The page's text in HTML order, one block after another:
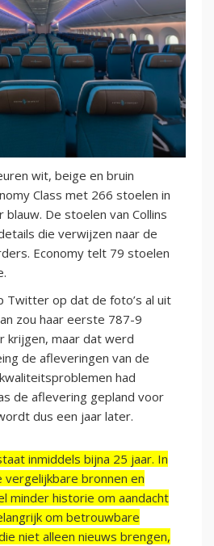
wit, beige en bruin
Class met 266 stoelen in
De stoelen van Collins
die verwijzen naar de
Economy telt 79 stoelen
Twitter op dat de foto’s al uit
zou haar eerste 787-9
krijgen, maar dat werd
de afleveringen van de
had
de aflevering gepland voor
dus een jaar later.
inmiddels bijna 25 jaar. In
bronnen en
minder historie om aandacht
om betrouwbare
niet alleen nieuws brengen,